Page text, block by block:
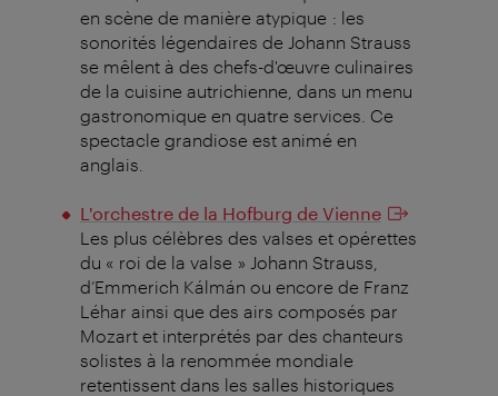
en scène de manière atypique : les
sonorités légendaires de Johann Strauss
se mêlent à des chefs-d'œuvre culinaires
de la cuisine autrichienne, dans un menu
gastronomique en quatre services. Ce
spectacle grandiose est animé en
anglais.
L'orchestre de la Hofburg de Vienne
Les plus célèbres des valses et opérettes
du « roi de la valse » Johann Strauss,
d’Emmerich Kálmán ou encore de Franz
Léhar ainsi que des airs composés par
Mozart et interprétés par des chanteurs
solistes à la renommée mondiale
retentissent dans les salles historiques